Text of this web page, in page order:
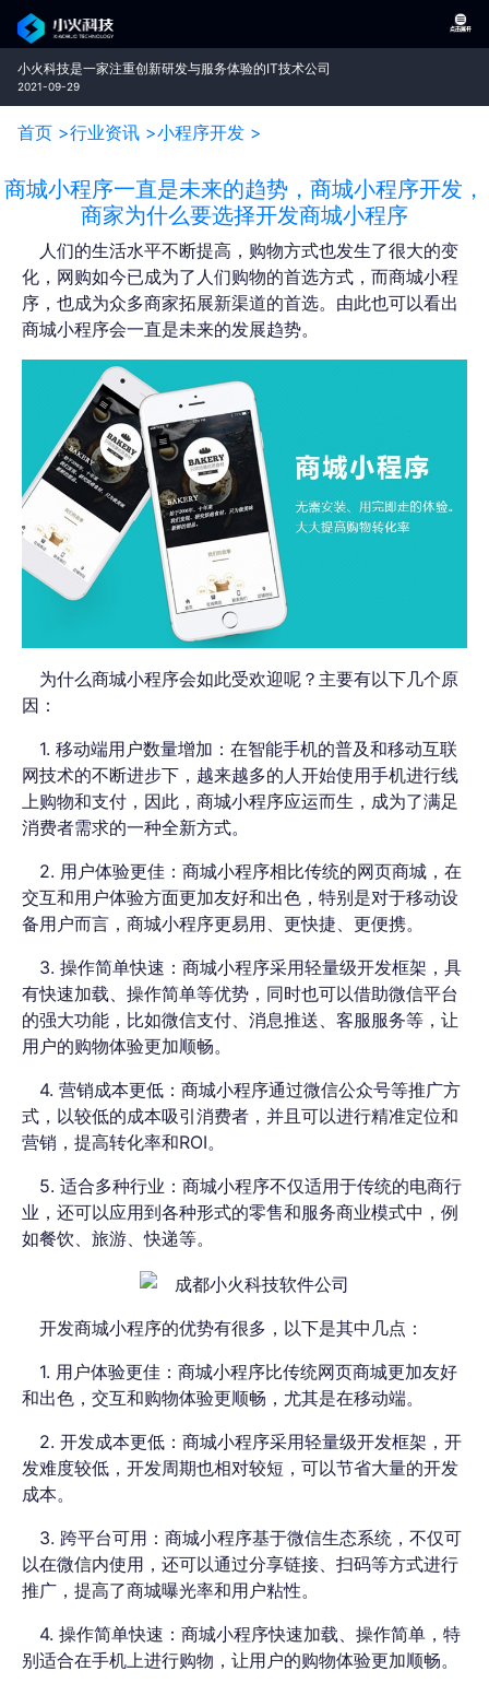
小火科技是一家注重创新研发与服务体验的IT技术公司
2021-09-29
首页 >行业资讯 >小程序开发 >
商城小程序一直是未来的趋势，商城小程序开发，
商家为什么要选择开发商城小程序
人们的生活水平不断提高，购物方式也发生了很大的变
化，网购如今已成为了人们购物的首选方式，而商城小程
序，也成为众多商家拓展新渠道的首选。由此也可以看出
商城小程序会一直是未来的发展趋势。
为什么商城小程序会如此受欢迎呢？主要有以下几个原
因：
1. 移动端用户数量增加：在智能手机的普及和移动互联
网技术的不断进步下，越来越多的人开始使用手机进行线
上购物和支付，因此，商城小程序应运而生，成为了满足
消费者需求的一种全新方式。
2. 用户体验更佳：商城小程序相比传统的网页商城，在
交互和用户体验方面更加友好和出色，特别是对于移动设
备用户而言，商城小程序更易用、更快捷、更便携。
3. 操作简单快速：商城小程序采用轻量级开发框架，具
有快速加载、操作简单等优势，同时也可以借助微信平台
的强大功能，比如微信支付、消息推送、客服服务等，让
用户的购物体验更加顺畅。
4. 营销成本更低：商城小程序通过微信公众号等推广方
式，以较低的成本吸引消费者，并且可以进行精准定位和
营销，提高转化率和ROI。
5. 适合多种行业：商城小程序不仅适用于传统的电商行
业，还可以应用到各种形式的零售和服务商业模式中，例
如餐饮、旅游、快递等。
开发商城小程序的优势有很多，以下是其中几点：
1. 用户体验更佳：商城小程序比传统网页商城更加友好
和出色，交互和购物体验更顺畅，尤其是在移动端。
2. 开发成本更低：商城小程序采用轻量级开发框架，开
发难度较低，开发周期也相对较短，可以节省大量的开发
成本。
3. 跨平台可用：商城小程序基于微信生态系统，不仅可
以在微信内使用，还可以通过分享链接、扫码等方式进行
推广，提高了商城曝光率和用户粘性。
4. 操作简单快速：商城小程序快速加载、操作简单，特
别适合在手机上进行购物，让用户的购物体验更加顺畅。